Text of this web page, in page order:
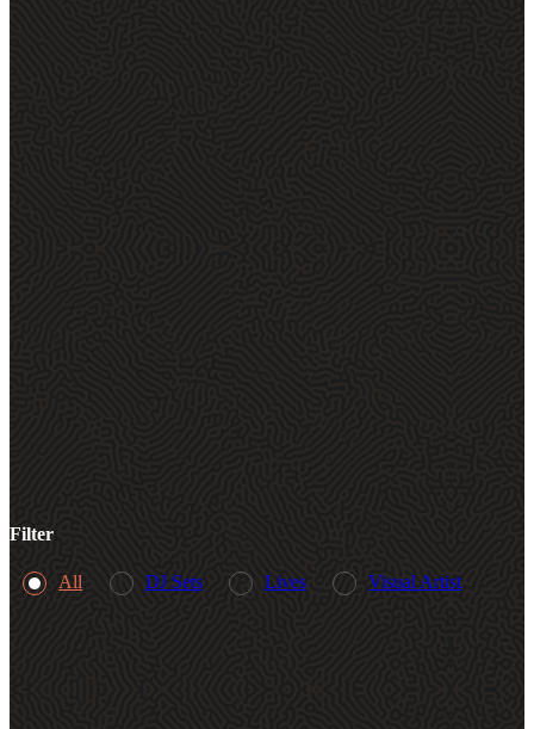
Filter
All DJ Sets Lives Visual Artist